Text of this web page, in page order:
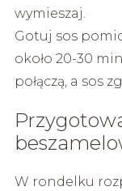
wymieszaj.
Gotuj sos
około 20-30
połączą, a sos
W rondelku